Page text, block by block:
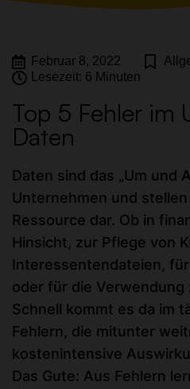
Februar 8, 2022
Lesezeit: 6 Minuten
Top 5 Fehler im
Daten
Daten sind das „Um und
Unternehmen und
Ressource dar. Ob in
Hinsicht, zur Pflege von
Interessentendateien,
oder für die
Schnell kommt es da im
Fehlern, die mitunter
kostenintensive
Das Gute: Aus Fehlern